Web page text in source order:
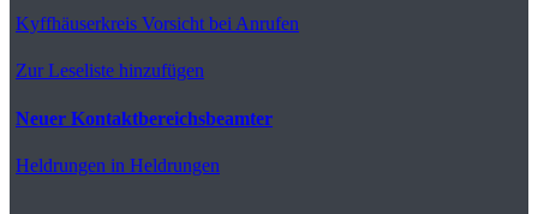
Kyffhäuserkreis Vorsicht bei Anrufen
Zur Leseliste hinzufügen
Neuer Kontaktbereichsbeamter
Heldrungen in Heldrungen